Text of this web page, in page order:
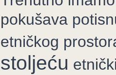
pokušava
etničkog
stoljeću